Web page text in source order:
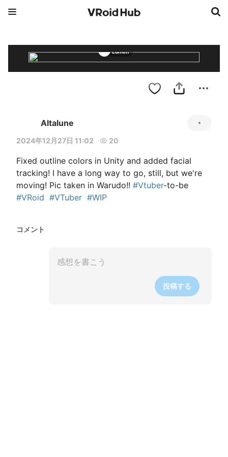
Lumen
Altalune
2024年12月27日 11:02 20
Fixed outline colors in Unity and added facial
tracking! I have a long way to go, still, but we're
moving! Pic taken in Warudo!! #Vtuber
#VRoid #VTuber #WIP
コメント
投稿する